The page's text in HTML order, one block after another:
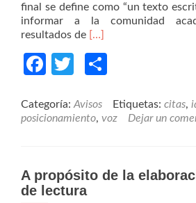
final se define como “un texto
informar a la comunidad
resultados de Read
about
El
del
autor
[…]
Facebook
Twitter
Categoría:Avisos Etiquetas: citas,
posicionamiento, voz Dejar un
A propósito de la
de lectura